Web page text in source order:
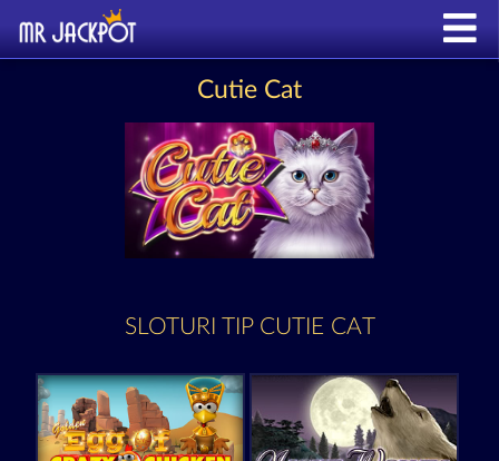
Cutie Cat
SLOTURI TIP CUTIE CAT